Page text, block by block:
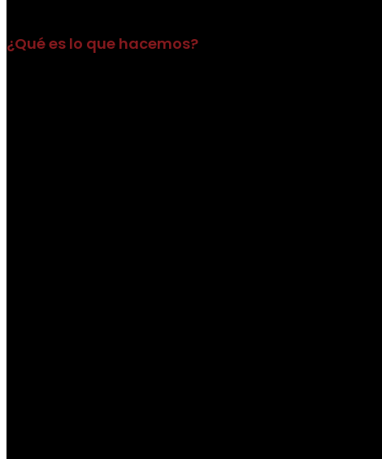
¿Qué es lo que hacemos?